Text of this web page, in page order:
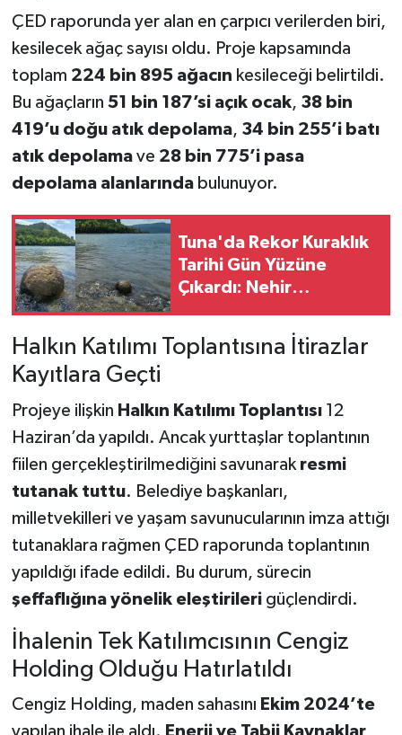
ÇED raporunda yer alan en çarpıcı verilerden biri,
kesilecek ağaç sayısı oldu. Proje kapsamında
toplam 224 bin 895 ağacın kesileceği belirtildi.
Bu ağaçların 51 bin 187’si açık ocak, 38 bin
419’u doğu atık depolama, 34 bin 255’i batı
atık depolamave 28 bin 775’i pasa
depolama alanlarındabulunuyor.
Tuna'da Rekor Kuraklık
Tarihi Gün Yüzüne
Çıkardı: Nehir
Halkın Katılımı Toplantısına İtirazlar
Kayıtlara Geçti
Projeye ilişkin Halkın Katılımı Toplantısı12
Haziran’da yapıldı. Ancak yurttaşlar toplantının
fiilen gerçekleştirilmediğini savunarak resmi
tutanak tuttu. Belediye başkanları,
milletvekilleri ve yaşam savunucularının imza attığı
tutanaklara rağmen ÇED raporunda toplantının
yapıldığı ifade edildi. Bu durum, sürecin
şeffaflığına yönelik eleştirilerigüçlendirdi.
İhalenin Tek Katılımcısının Cengiz
Holding Olduğu Hatırlatıldı
Cengiz Holding, maden sahasını Ekim 2024’te